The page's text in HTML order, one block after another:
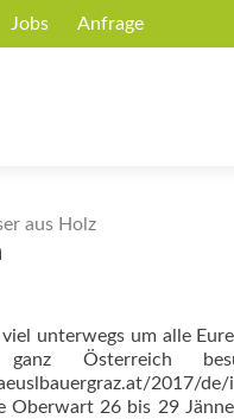
Jobs Anfrage
unterwegs um alle
Österreich
Oberwart 26 bis 29